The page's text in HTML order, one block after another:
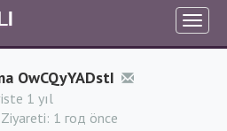
OwCQyYADstI
1 yıl
1 год önce